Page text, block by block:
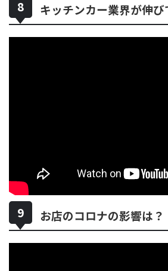
キッチンカー業界が伸び
お店のコロナの影響は？